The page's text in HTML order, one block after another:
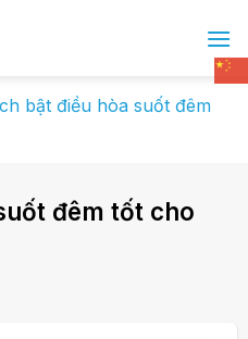
bật điều hòa suốt đêm
đêm tốt cho